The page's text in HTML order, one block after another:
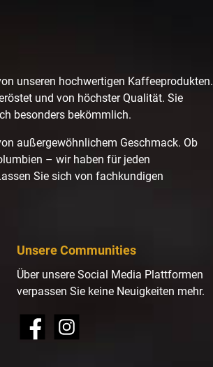
unseren hochwertigen Kaffeeprodukten.
und von höchster Qualität. Sie
besonders bekömmlich.
außergewöhnlichem Geschmack. Ob
– wir haben für jeden
Sie sich von fachkundigen
Unsere Communities
Über unsere Social Media Plattformen
verpassen Sie keine Neuigkeiten mehr.
FacebookInstagram